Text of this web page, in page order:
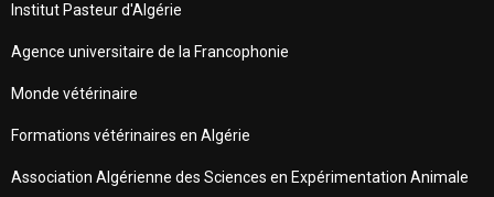
Institut Pasteur d'Algérie
Agence universitaire de la Francophonie
Monde vétérinaire
Formations vétérinaires en Algérie
Association Algérienne des Sciences en Expérimentation Animale